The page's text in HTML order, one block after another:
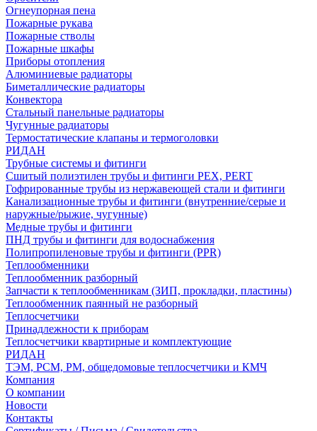
Огнеупорная пена
Пожарные рукава
Пожарные стволы
Пожарные шкафы
Приборы отопления
Алюминиевые радиаторы
Биметаллические радиаторы
Конвектора
Стальный панельные радиаторы
Чугунные радиаторы
Термостатические клапаны и термоголовки
РИДАН
Трубные системы и фитинги
Сшитый полиэтилен трубы и фитинги PEX, PERT
Гофрированные трубы из нержавеющей стали и фитинги
Канализационные трубы и фитинги (внутренние/серые и
наружные/рыжие, чугунные)
Медные трубы и фитинги
ПНД трубы и фитинги для водоснабжения
Полипропиленовые трубы и фитинги (PPR)
Теплообменники
Теплообменник разборный
Запчасти к теплообменникам (ЗИП, прокладки, пластины)
Теплообменник паянный не разборный
Теплосчетчики
Принадлежности к приборам
Теплосчетчики квартирные и комплектующие
РИДАН
ТЭМ, РСМ, РМ, общедомовые теплосчетчики и КМЧ
Компания
О компании
Новости
Контакты